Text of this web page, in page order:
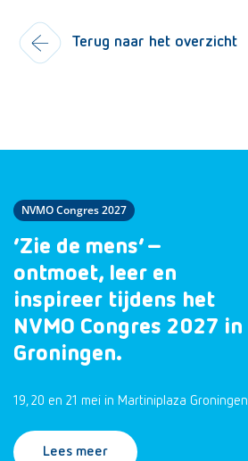
Terug naar het overzicht
NVMO Congres 2027
‘Zie de mens’ –
ontmoet, leer en
inspireer tijdens het
NVMO Congres 2027 in
Groningen.
19, 20 en 21 mei in Martiniplaza Groningen
Lees meer